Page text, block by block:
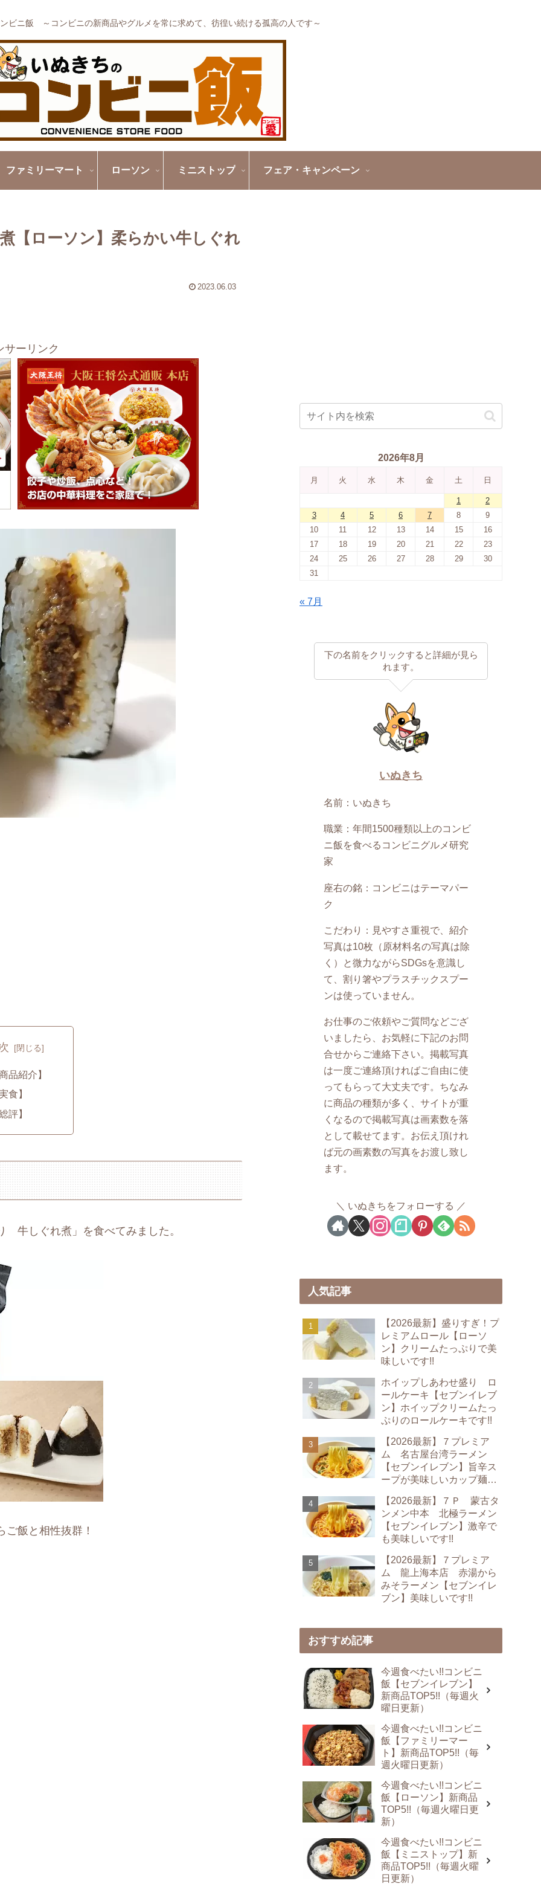
ビニ飯 ～コンビニの新商品やグルメを常に求めて、彷徨い続ける孤高の人です～
ファミリーマート ローソン ミニストップ フェア・キャンペーン
【ローソン】柔らかい牛しぐれ
2023.06.03
サーリンク
品紹介】
食】
評】
牛しぐれ煮」を食べてみました。
飯と相性抜群！
2026年8月
月 火 水 木 金 土 日
1
2
3
4 5 6 7 8
9
10
11 12 13 14 15
16
17
18 19 20 21 22
23
24
25 26 27 28 29
30
31
« 7月
下の名前をクリックすると詳細が見ら
れます。
いぬきち
名前：いぬきち
職業：年間1500種類以上のコンビ
ニ飯を食べるコンビニグルメ研究
家
座右の銘：コンビニはテーマパー
ク
こだわり：見やすさ重視で、紹介
写真は10枚（原材料名の写真は除
く）と微力ながらSDGsを意識し
て、割り箸やプラスチックスプー
ンは使っていません。
お仕事のご依頼やご質問などござ
いましたら、お気軽に下記のお問
合せからご連絡下さい。掲載写真
は一度ご連絡頂ければご自由に使
ってもらって大丈夫です。ちなみ
に商品の種類が多く、サイトが重
くなるので掲載写真は画素数を落
として載せてます。お伝え頂けれ
ば元の画素数の写真をお渡し致し
ます。
いぬきちをフォローする
人気記事
【2026最新】盛りすぎ！プ
レミアムロール【ローソ
ン】クリームたっぷりで美
味しいです!!
ホイップしあわせ盛り ロ
ールケーキ【セブンイレブ
ン】ホイップクリームたっ
ぷりのロールケーキです!!
【2026最新】７プレミア
ム 名古屋台湾ラーメン
【セブンイレブン】旨辛ス
ープが美味しいカップ麺で
【2026最新】７Ｐ 蒙古タ
ンメン中本 北極ラーメン
【セブンイレブン】激辛で
も美味しいです!!
【2026最新】７プレミア
ム 龍上海本店 赤湯から
みそラーメン【セブンイレ
ブン】美味しいです!!
おすすめ記事
今週食べたい!!コンビニ
飯【セブンイレブン】
新商品TOP5!!（毎週火
曜日更新）
今週食べたい!!コンビニ
飯【ファミリーマー
ト】新商品TOP5!!（毎
週火曜日更新）
今週食べたい!!コンビニ
飯【ローソン】新商品
TOP5!!（毎週火曜日更
新）
今週食べたい!!コンビニ
飯【ミニストップ】新
商品TOP5!!（毎週火曜
日更新）